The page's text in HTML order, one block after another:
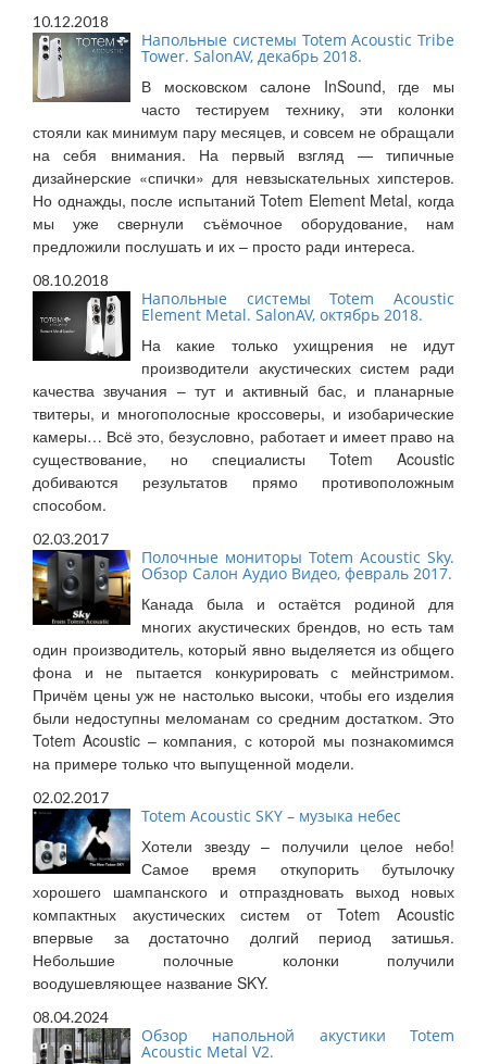
10.12.2018
Напольные системы Totem Acoustic Tribe
Tower. SalonAV, декабрь 2018.
В московском салоне InSound, где мы
часто тестируем технику, эти колонки
стояли как минимум пару месяцев, и совсем не обращали
на себя внимания. На первый взгляд — типичные
дизайнерские «спички» для невзыскательных хипстеров.
Но однажды, после испытаний Totem Element Metal, когда
мы уже свернули съёмочное оборудование, нам
предложили послушать и их – просто ради интереса.
08.10.2018
Напольные системы Totem Acoustic
Element Metal. SalonAV, октябрь 2018.
На какие только ухищрения не идут
производители акустических систем ради
качества звучания – тут и активный бас, и планарные
твитеры, и многополосные кроссоверы, и изобарические
камеры… Всё это, безусловно, работает и имеет право на
существование, но специалисты Totem Acoustic
добиваются результатов прямо противоположным
способом.
02.03.2017
Полочные мониторы Totem Acoustic Sky.
Обзор Салон Аудио Видео, февраль 2017.
Канада была и остаётся родиной для
многих акустических брендов, но есть там
один производитель, который явно выделяется из общего
фона и не пытается конкурировать с мейнстримом.
Причём цены уж не настолько высоки, чтобы его изделия
были недоступны меломанам со средним достатком. Это
Totem Acoustic – компания, с которой мы познакомимся
на примере только что выпущенной модели.
02.02.2017
Totem Acoustic SKY – музыка небес
Хотели звезду – получили целое небо!
Самое время откупорить бутылочку
хорошего шампанского и отпраздновать выход новых
компактных акустических систем от Totem Acoustic
впервые за достаточно долгий период затишья.
Небольшие полочные колонки получили
воодушевляющее название SKY.
08.04.2024
Обзор напольной акустики Totem
Acoustic Metal V2.